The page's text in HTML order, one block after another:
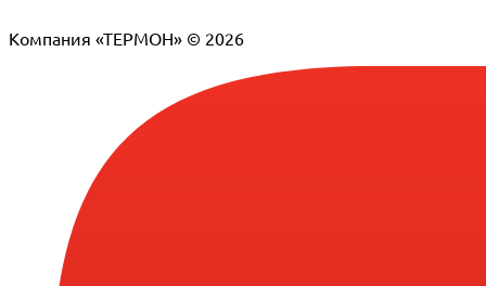
Компания «ТЕРМОН» © 2026